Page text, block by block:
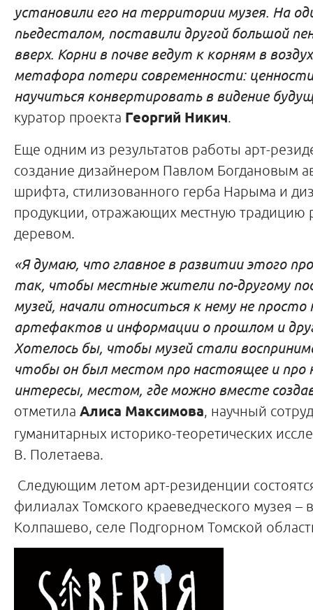
установили его на территории музея. На
пьедесталом, поставили другой большой
вверх. Корни в почве ведут к корням в
метафора потери современности:
научиться конвертировать в видение
куратор проекта Георгий Никич.
Еще одним из результатов работы арт-
создание дизайнером Павлом Богдановым
шрифта, стилизованного герба Нарыма и
продукции, отражающих местную традицию
деревом.
«Я думаю, что главное в развитии этого
так, чтобы местные жители по-другому
музей, начали относиться к нему не просто
артефактов и информации о прошлом и
Хотелось бы, чтобы музей стали
чтобы он был местом про настоящее и про
интересы, местом, где можно вместе
отметила Алиса Максимова, научный
гуманитарных историко-теоретических
В. Полетаева.
Следующим летом арт-резиденции
филиалах Томского краеведческого музея –
Колпашево, селе Подгорном Томской